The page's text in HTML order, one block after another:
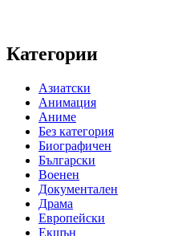
Категории
Азиатски
Анимация
Аниме
Без категория
Биографичен
Български
Военен
Документален
Драма
Европейски
Екшън